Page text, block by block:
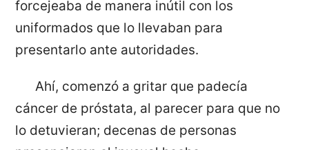
forcejeaba de manera inútil con los
uniformados que lo llevaban para
presentarlo ante autoridades.
Ahí, comenzó a gritar que padecía
cáncer de próstata, al parecer para que no
lo detuvieran; decenas de personas